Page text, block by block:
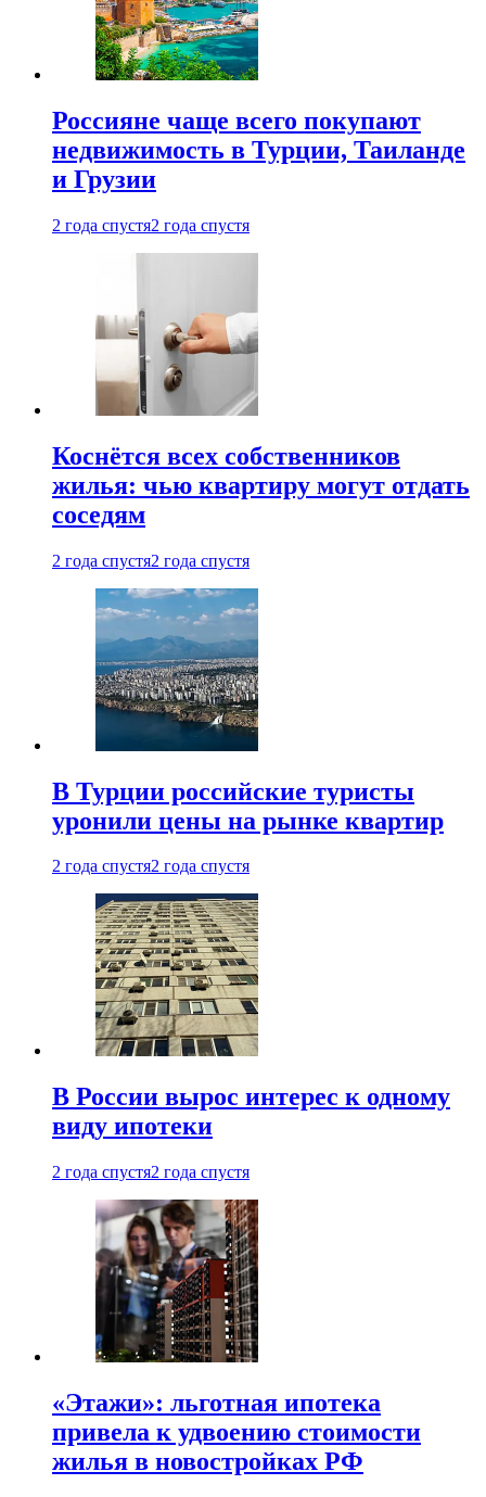
Россияне чаще всего покупают
недвижимость в Турции, Таиланде
и Грузии
2 года спустя2 года спустя
Коснётся всех собственников
жилья: чью квартиру могут отдать
соседям
2 года спустя2 года спустя
В Турции российские туристы
уронили цены на рынке квартир
2 года спустя2 года спустя
В России вырос интерес к одному
виду ипотеки
2 года спустя2 года спустя
«Этажи»: льготная ипотека
привела к удвоению стоимости
жилья в новостройках РФ